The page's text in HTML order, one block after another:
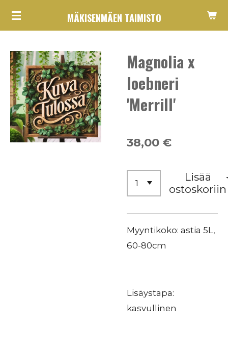
Siirry
MÄKISENMÄEN TAIMISTO
Magnolia x
loebneri
'Merrill'
38,00 €
Lisää
ostoskoriin
Myyntikoko: astia 5L,
60-80cm
Lisäystapa:
kasvullinen